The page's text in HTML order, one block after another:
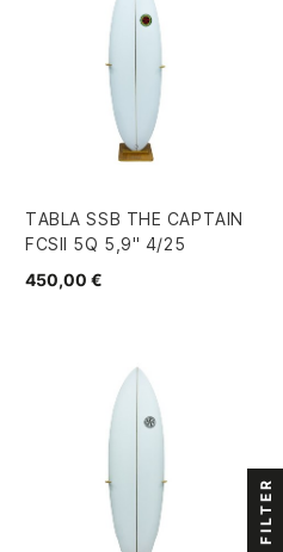
TABLA SSB THE CAPTAIN
FCSII 5Q 5,9" 4/25
450,00 €
FILTER